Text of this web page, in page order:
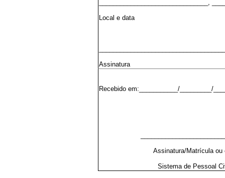
_______________________________,
Local e data
Assinatura
Recebido em:___________/_________/
Assinatura/Matrícula ou
Sistema de Pessoal